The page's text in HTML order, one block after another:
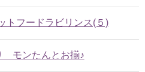
トフードラビリンス(５)
モンたんとお揃♪